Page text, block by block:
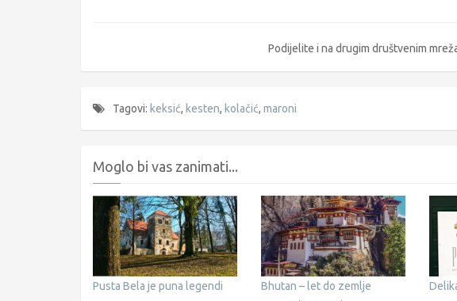
Podijelite i na drugim društvenim
Tagovi: keksić, kesten, kolačić, maroni
Moglo bi vas zanimati...
Pusta Bela je puna legendi
Bhutan – let do zemlje